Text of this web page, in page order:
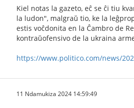
Kiel notas la gazeto, eĉ se ĉi tiu
la ludon", malgraŭ tio, ke la
estis voĉdonita en la Ĉambro de
kontraŭofensivo de la ukraina
https://www.politico.com/news/
11 Ndamukiza 2024 14:59:49